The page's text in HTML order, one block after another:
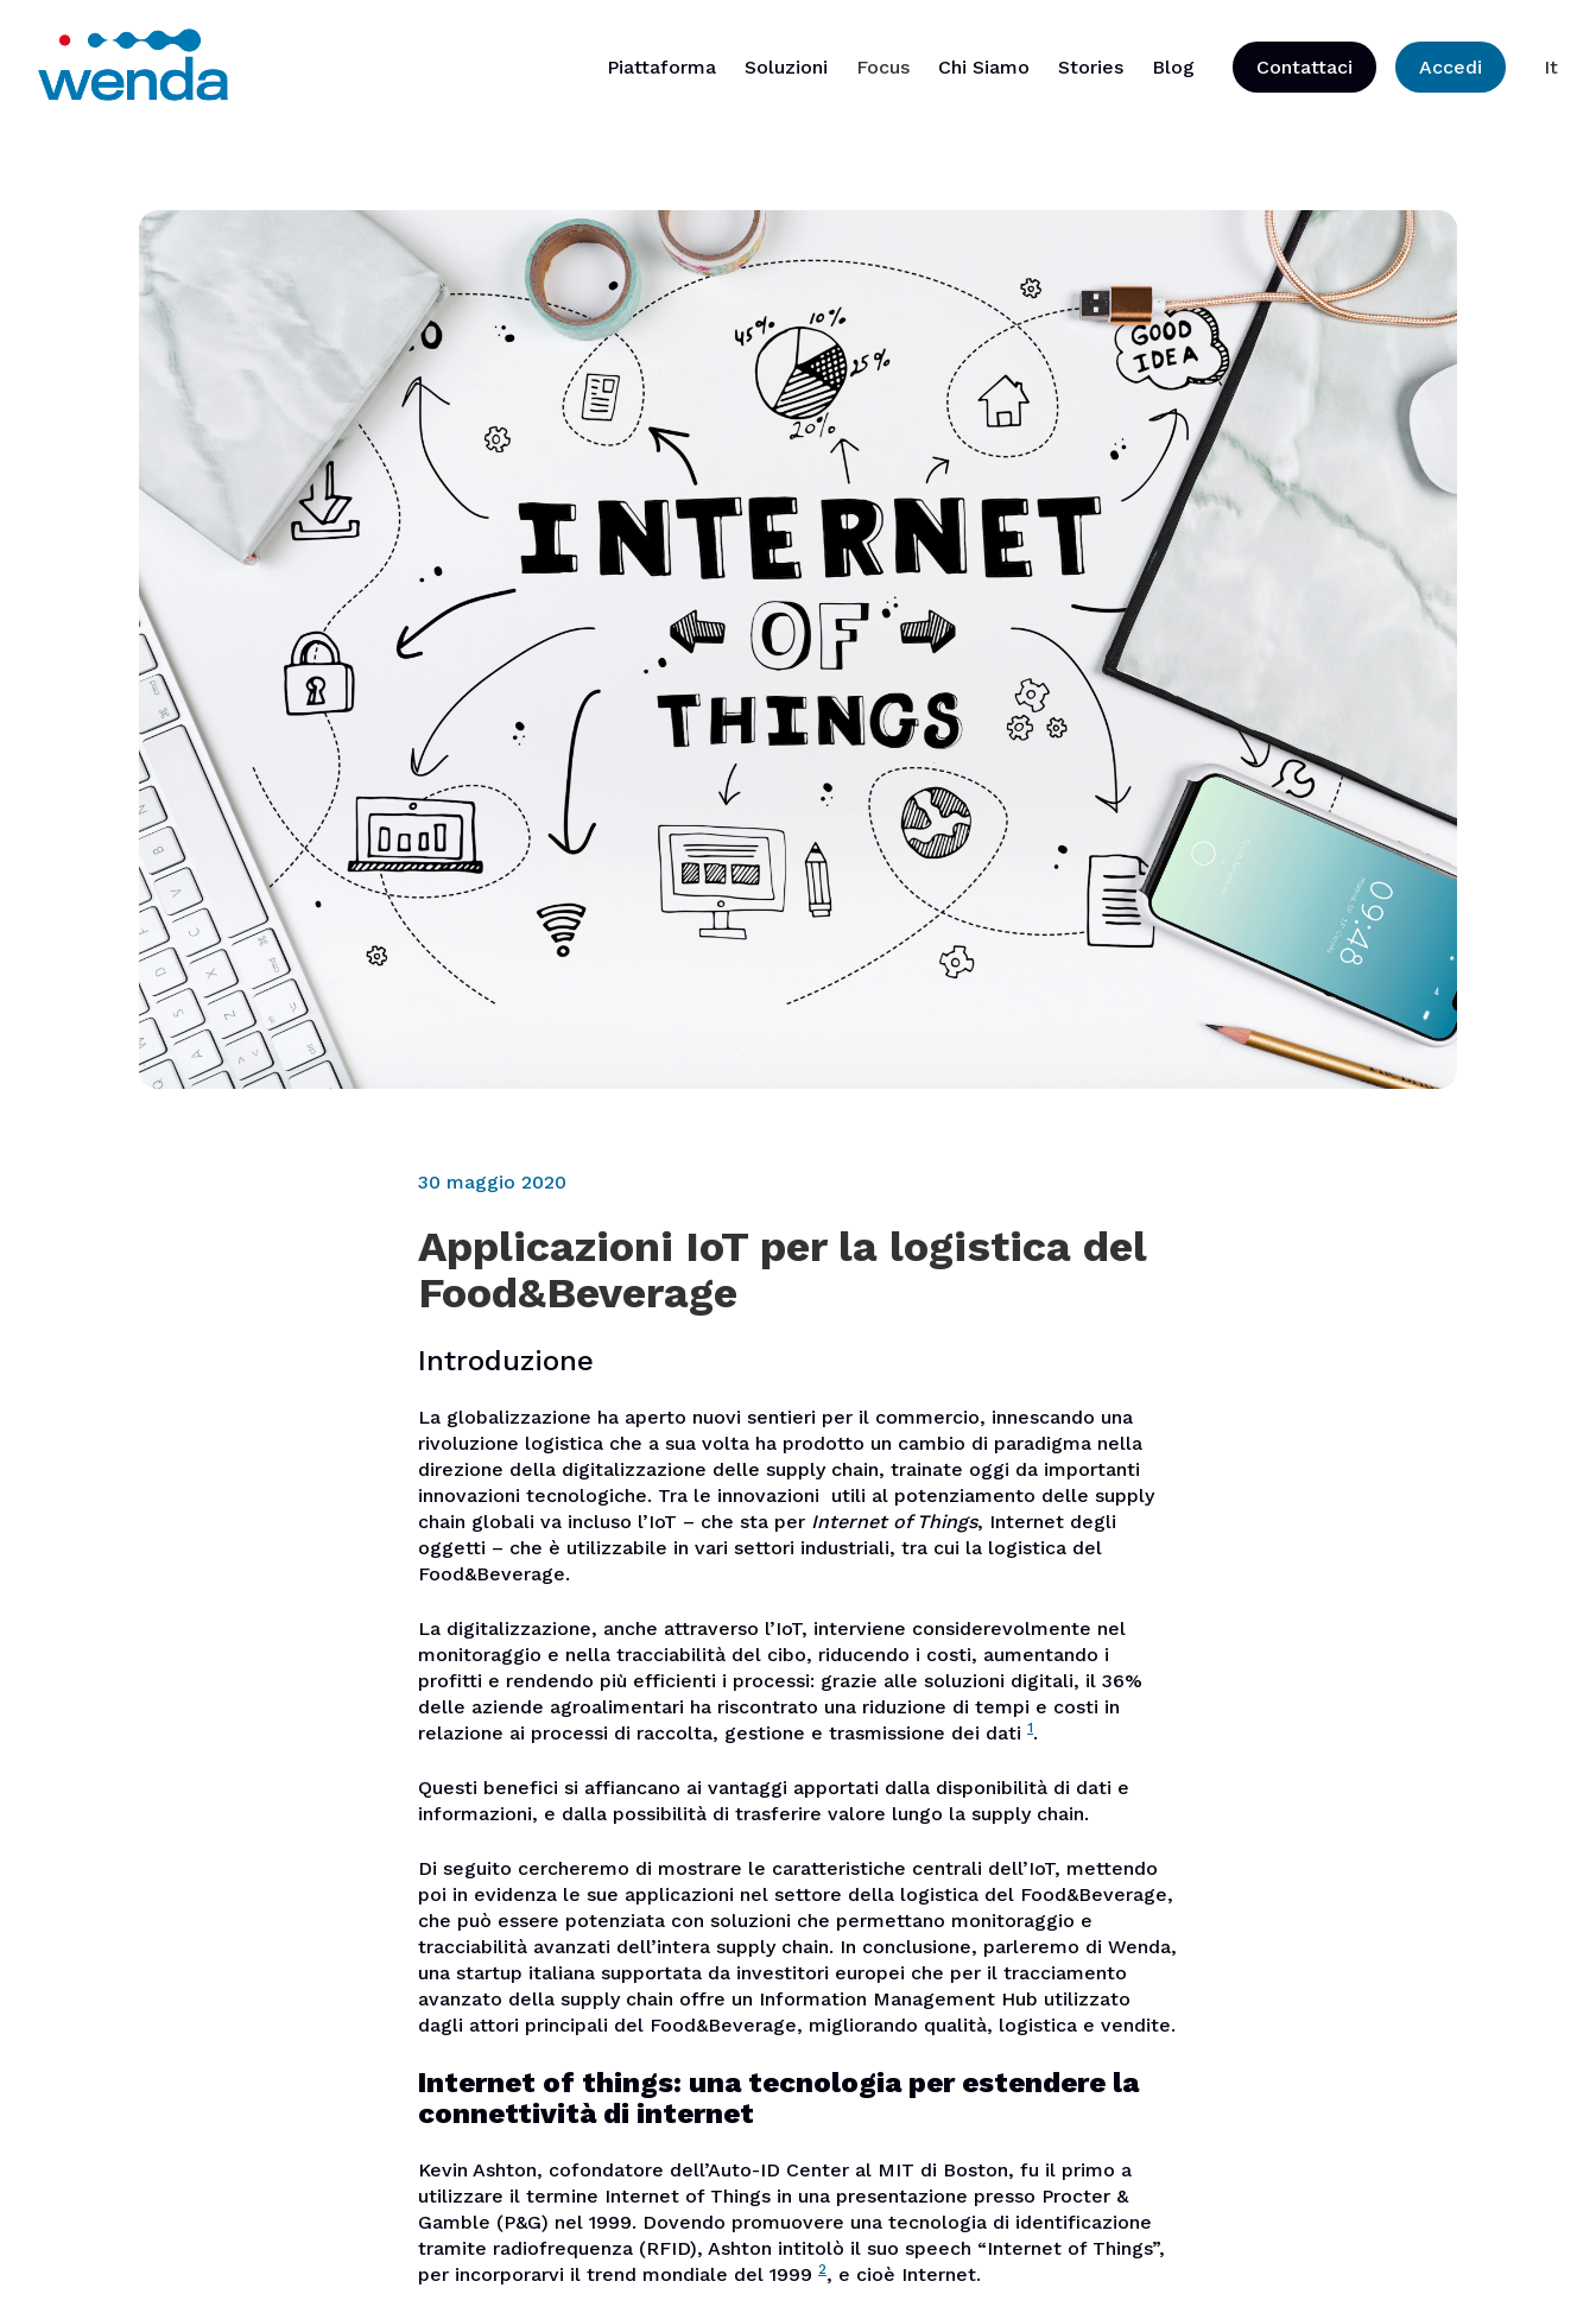
Piattaforma Soluzioni Focus Chi Siamo Stories Blog Contattaci Accedi It
30 maggio 2020
Applicazioni IoT per la logistica del
Food&Beverage
Introduzione
La globalizzazione ha aperto nuovi sentieri per il commercio, innescando una
rivoluzione logistica che a sua volta ha prodotto un cambio di paradigma nella
direzione della digitalizzazione delle supply chain, trainate oggi da importanti
innovazioni tecnologiche. Tra le innovazioni utili al potenziamento delle supply
chain globali va incluso l’IoT – che sta per Internet of Things, Internet degli
oggetti – che è utilizzabile in vari settori industriali, tra cui la logistica del
Food&Beverage.
La digitalizzazione, anche attraverso l’IoT, interviene considerevolmente nel
monitoraggio e nella tracciabilità del cibo, riducendo i costi, aumentando i
profitti e rendendo più efficienti i processi: grazie alle soluzioni digitali, il 36%
delle aziende agroalimentari ha riscontrato una riduzione di tempi e costi in
relazione ai processi di raccolta, gestione e trasmissione dei dati 1.
Questi benefici si affiancano ai vantaggi apportati dalla disponibilità di dati e
informazioni, e dalla possibilità di trasferire valore lungo la supply chain.
Di seguito cercheremo di mostrare le caratteristiche centrali dell’IoT, mettendo
poi in evidenza le sue applicazioni nel settore della logistica del Food&Beverage,
che può essere potenziata con soluzioni che permettano monitoraggio e
tracciabilità avanzati dell’intera supply chain. In conclusione, parleremo di Wenda,
una startup italiana supportata da investitori europei che per il tracciamento
avanzato della supply chain offre un Information Management Hub utilizzato
dagli attori principali del Food&Beverage, migliorando qualità, logistica e vendite.
Internet of things: una tecnologia per estendere la
connettività di internet
Kevin Ashton, cofondatore dell’Auto-ID Center al MIT di Boston, fu il primo a
utilizzare il termine Internet of Things in una presentazione presso Procter &
Gamble (P&G) nel 1999. Dovendo promuovere una tecnologia di identificazione
tramite radiofrequenza (RFID), Ashton intitolò il suo speech “Internet of Things”,
per incorporarvi il trend mondiale del 1999 2, e cioè Internet.